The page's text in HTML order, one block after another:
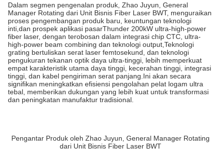
Dalam segmen pengenalan produk, Zhao Juyun, General
Manager Rotating dari Unit Bisnis Fiber Laser BWT, menguraikan
proses pengembangan produk baru, keuntungan teknologi
inti,dan prospek aplikasi pasarThunder 200kW ultra-high-power
fiber laser, dengan terobosan dalam integrasi chip CTC, ultra-
high-power beam combining dan teknologi output,Teknologi
grating bertuliskan serat laser femtosekund, dan teknologi
pengukuran tekanan optik daya ultra-tinggi, lebih memperkuat
empat karakteristik utama daya tinggi, kecerahan tinggi, integrasi
tinggi, dan kabel pengiriman serat panjang.Ini akan secara
signifikan meningkatkan efisiensi pengolahan pelat logam ultra
tebal, memberikan dukungan yang lebih kuat untuk transformasi
dan peningkatan manufaktur tradisional.
Pengantar Produk oleh Zhao Juyun, General Manager Rotating
dari Unit Bisnis Fiber Laser BWT